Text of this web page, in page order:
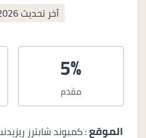
آخر تحديث06-02
5%
مقدم
الموقع: كمبوند شابترز